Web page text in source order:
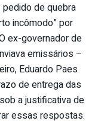
de quebra
incômodo” por
ex-governador de
emissários –
Eduardo Paes
de entrega das
a justificativa de
essas respostas.